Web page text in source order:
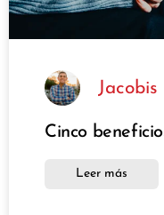
Cinco
Leer más